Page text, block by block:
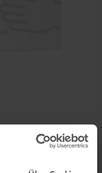
professionell